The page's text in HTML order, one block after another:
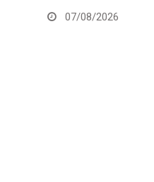
07/08/2026